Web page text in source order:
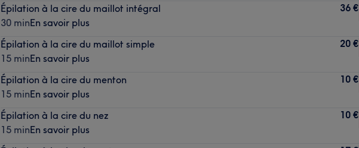
Épilation à la cire du maillot intégral
30 minEn savoir plus
36 €
Épilation à la cire du maillot simple
15 minEn savoir plus
20 €
Épilation à la cire du menton
15 minEn savoir plus
10 €
Épilation à la cire du nez
15 minEn savoir plus
10 €